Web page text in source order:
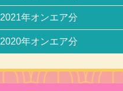
2021年オンエア分
2020年オンエア分